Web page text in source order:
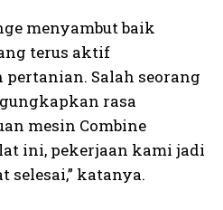
menyambut baik
terus aktif
Salah seorang
rasa
mesin Combine
ini, pekerjaan kami jadi
selesai,” katanya.